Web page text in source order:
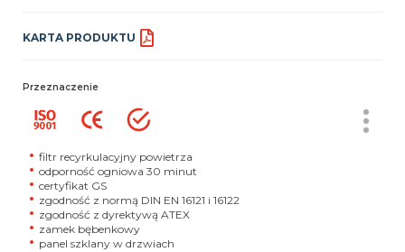
KARTA PRODUKTU
Przeznaczenie
filtr recyrkulacyjny powietrza
odporność ogniowa 30 minut
certyfikat GS
zgodność z normą DIN EN 16121 i 16122
zgodność z dyrektywą ATEX
zamek bębenkowy
panel szklany w drzwiach